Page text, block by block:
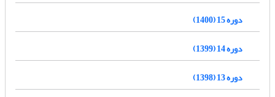
دوره 15 (1400)
دوره 14 (1399)
دوره 13 (1398)